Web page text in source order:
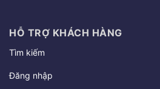
HỖ TRỢ KHÁCH HÀNG
Tìm kiếm
Đăng nhập